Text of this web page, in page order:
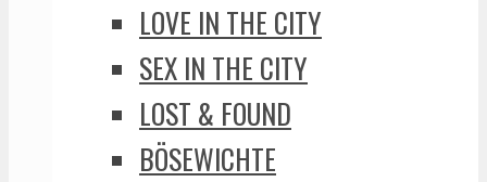
LOVE IN THE CITY
SEX IN THE CITY
LOST & FOUND
BÖSEWICHTE